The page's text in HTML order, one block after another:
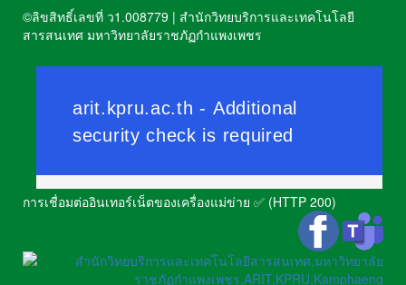
©ลิขสิทธิ์เลขที่ ว1.008779 | สำนักวิทยบริการและเทคโนโลยี
สารสนเทศ มหาวิทยาลัยราชภัฏกำแพงเพชร
การเชื่อมต่ออินเทอร์เน็ตของเครื่องแม่ข่าย ✅ (HTTP 200)